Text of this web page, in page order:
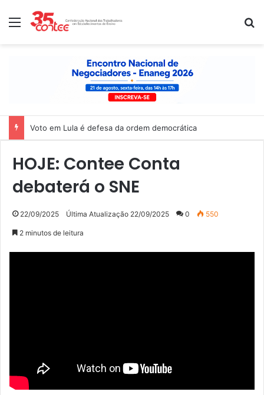
Menu
Nota de solidariedade ao povo venezuelano
HOJE: Contee Conta
debaterá o SNE
22/09/2025 Última Atualização 22/09/2025 0 550
2 minutos de leitura